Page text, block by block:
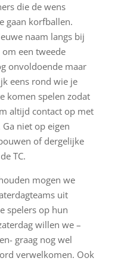
die de wens
gaan korfballen.
naam langs bij
om een tweede
onvoldoende maar
eens rond wie je
komen spelen zodat
altijd contact op met
niet op eigen
of dergelijke
TC.
mogen we
uit
spelers op hun
willen we –
graag nog wel
verwelkomen. Ook